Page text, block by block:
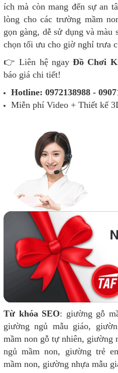
ích mà còn mang đến sự an
lòng cho các trường mầm
gọn gàng, dễ sử dụng và
chọn tối ưu cho giờ nghỉ trưa
👉 Liên hệ ngayĐồ Chơi
báo giá chi tiết!
Hotline: 0972138988 -
Miễn phí Video + Thiết kế
Từ khóa SEO: giường gỗ
giường ngủ mẫu giáo,
mầm non gỗ tự nhiên, giường
ngủ mầm non, giường trẻ
mầm non, giường nhựa mẫu